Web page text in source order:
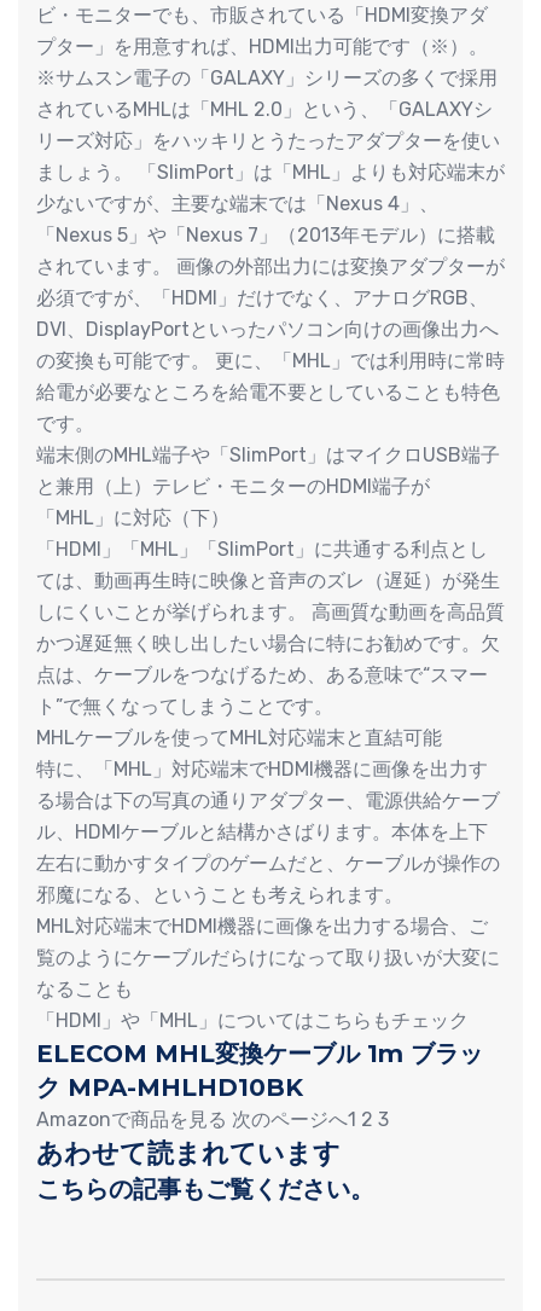
ビ・モニターでも、市販されている「HDMI変換アダ
プター」を用意すれば、HDMI出力可能です（※）。
※サムスン電子の「GALAXY」シリーズの多くで採用
されているMHLは「MHL 2.0」という、「GALAXYシ
リーズ対応」をハッキリとうたったアダプターを使い
ましょう。 「SlimPort」は「MHL」よりも対応端末が
少ないですが、主要な端末では「Nexus 4」、
「Nexus 5」や「Nexus 7」（2013年モデル）に搭載
されています。 画像の外部出力には変換アダプターが
必須ですが、「HDMI」だけでなく、アナログRGB、
DVI、DisplayPortといったパソコン向けの画像出力へ
の変換も可能です。 更に、「MHL」では利用時に常時
給電が必要なところを給電不要としていることも特色
です。
端末側のMHL端子や「SlimPort」はマイクロUSB端子
と兼用（上）テレビ・モニターのHDMI端子が
「MHL」に対応（下）
「HDMI」「MHL」「SlimPort」に共通する利点とし
ては、動画再生時に映像と音声のズレ（遅延）が発生
しにくいことが挙げられます。 高画質な動画を高品質
かつ遅延無く映し出したい場合に特にお勧めです。欠
点は、ケーブルをつなげるため、ある意味で“スマー
ト”で無くなってしまうことです。
MHLケーブルを使ってMHL対応端末と直結可能
特に、「MHL」対応端末でHDMI機器に画像を出力す
る場合は下の写真の通りアダプター、電源供給ケーブ
ル、HDMIケーブルと結構かさばります。本体を上下
左右に動かすタイプのゲームだと、ケーブルが操作の
邪魔になる、ということも考えられます。
MHL対応端末でHDMI機器に画像を出力する場合、ご
覧のようにケーブルだらけになって取り扱いが大変に
なることも
「HDMI」や「MHL」についてはこちらもチェック
ELECOM MHL変換ケーブル 1m ブラッ
ク MPA-MHLHD10BK
Amazonで商品を見る 次のページへ1 2 3
あわせて読まれています
こちらの記事もご覧ください。